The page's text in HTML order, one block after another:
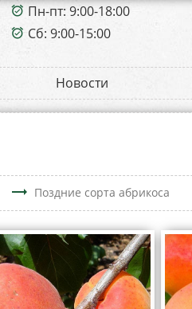
alarm_on Пн-пт: 9:00-18:00
alarm_on Сб: 9:00-15:00
Новости
trending_flat Поздние сорта абрикоса